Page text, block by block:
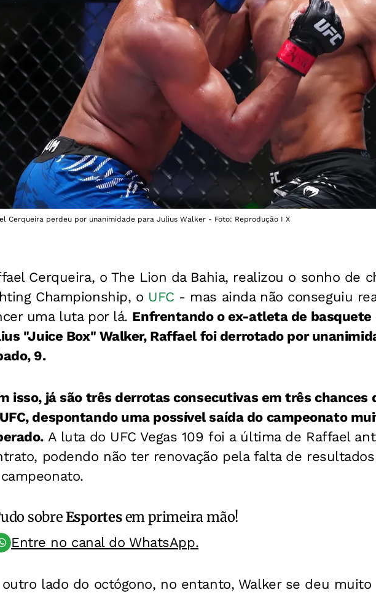
Cerqueira perdeu por unanimidade para Julius Walker - Foto: Reprodução I X
Cerqueira, o The Lion da Bahia, realizou o sonho de
Championship, o UFC - mas ainda não conseguiu
uma luta por lá. Enfrentando o ex-atleta de
"Juice Box" Walker, Raffael foi derrotado por
9.
isso, já são três derrotas consecutivas em três chances
despontando uma possível saída do campeonato
A luta do UFC Vegas 109 foi a última de Raffael
podendo não ter renovação pela falta de
sobreEsportesem primeira mão!
Entre no canal do WhatsApp.
outro lado do octógono, no entanto, Walker se deu muito